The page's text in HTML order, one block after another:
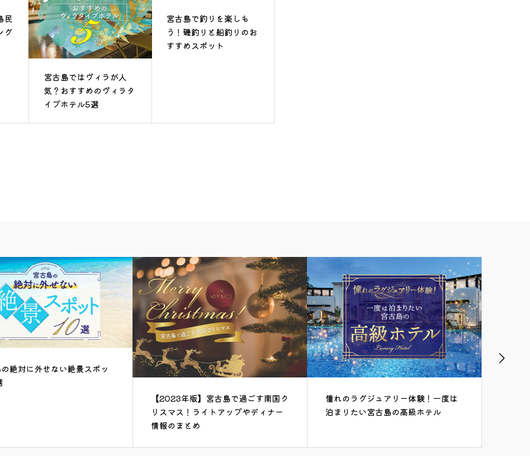
民
グ
宮古島ではヴィラが人
気？おすすめのヴィラタ
イプホテル5選
宮古島で釣りを楽しも
う！磯釣りと船釣りのお
すすめスポット
憧れのラグジュアリー体験！一度は
泊まりたい宮古島の高級ホテル
1月の宮古島で心も身体もホットな体
験をしよう！